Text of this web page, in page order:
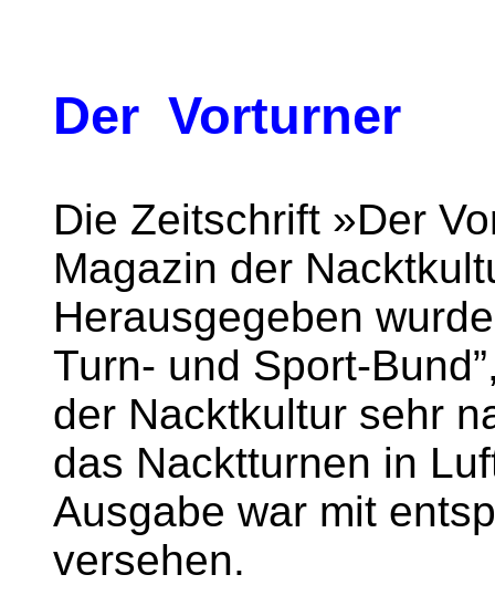
Der Vorturner
Die Zeitschrift »Der
Magazin der
Herausgegeben
Turn- und Sport-
der Nacktkultur sehr
das Nacktturnen in
Ausgabe war mit
versehen.